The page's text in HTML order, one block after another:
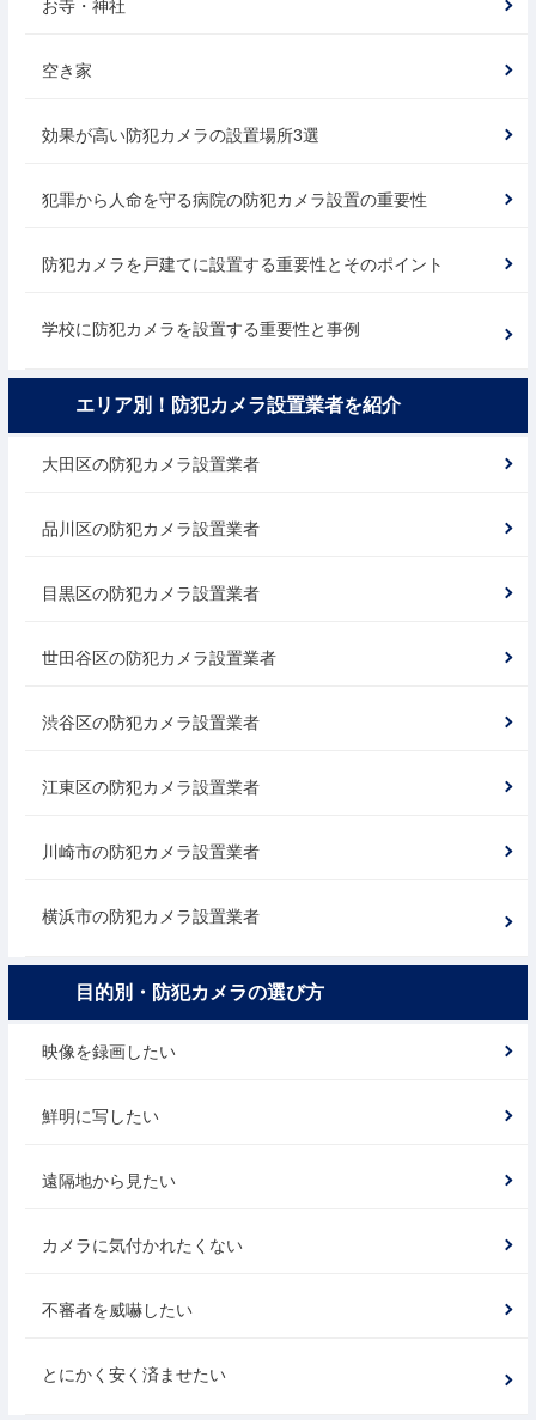
お寺・神社
空き家
効果が高い防犯カメラの設置場所3選
犯罪から人命を守る病院の防犯カメラ設置の重要性
防犯カメラを戸建てに設置する重要性とそのポイント
学校に防犯カメラを設置する重要性と事例
エリア別！防犯カメラ設置業者を紹介
大田区の防犯カメラ設置業者
品川区の防犯カメラ設置業者
目黒区の防犯カメラ設置業者
世田谷区の防犯カメラ設置業者
渋谷区の防犯カメラ設置業者
江東区の防犯カメラ設置業者
川崎市の防犯カメラ設置業者
横浜市の防犯カメラ設置業者
目的別・防犯カメラの選び方
映像を録画したい
鮮明に写したい
遠隔地から見たい
カメラに気付かれたくない
不審者を威嚇したい
とにかく安く済ませたい